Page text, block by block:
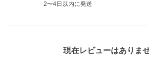
2〜4日以内に発送
現在レビューはありま